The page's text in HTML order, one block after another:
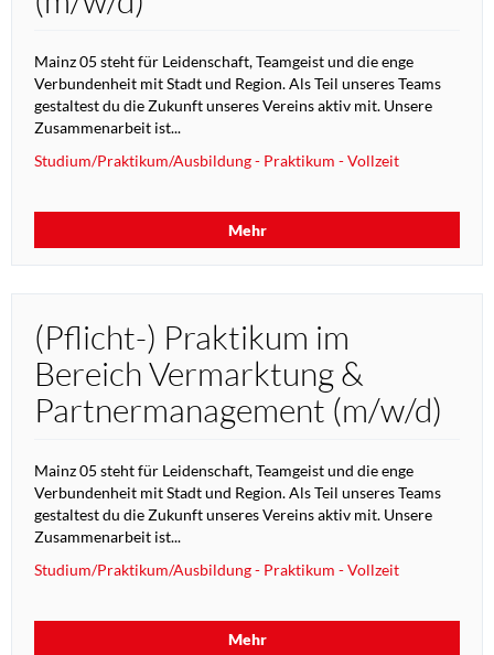
Mainz 05 steht für Leidenschaft, Teamgeist und die enge
Verbundenheit mit Stadt und Region. Als Teil unseres Teams
gestaltest du die Zukunft unseres Vereins aktiv mit. Unsere
Zusammenarbeit ist...
Studium/Praktikum/Ausbildung - Praktikum - Vollzeit
Mehr
(Pflicht-) Praktikum im
Bereich Vermarktung &
Partnermanagement (m/w/d)
Mainz 05 steht für Leidenschaft, Teamgeist und die enge
Verbundenheit mit Stadt und Region. Als Teil unseres Teams
gestaltest du die Zukunft unseres Vereins aktiv mit. Unsere
Zusammenarbeit ist...
Studium/Praktikum/Ausbildung - Praktikum - Vollzeit
Mehr